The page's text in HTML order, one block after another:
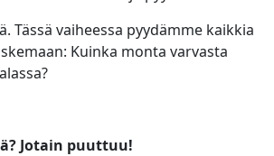
Tässä vaiheessa pyydämme kaikkia
Kuinka monta varvasta
Jotain puuttuu!